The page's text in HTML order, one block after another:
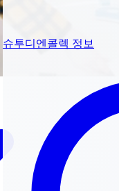
슈투디엔콜렉 정보